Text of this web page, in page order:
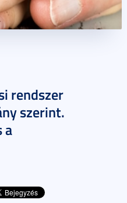
rendszer
szerint.
a